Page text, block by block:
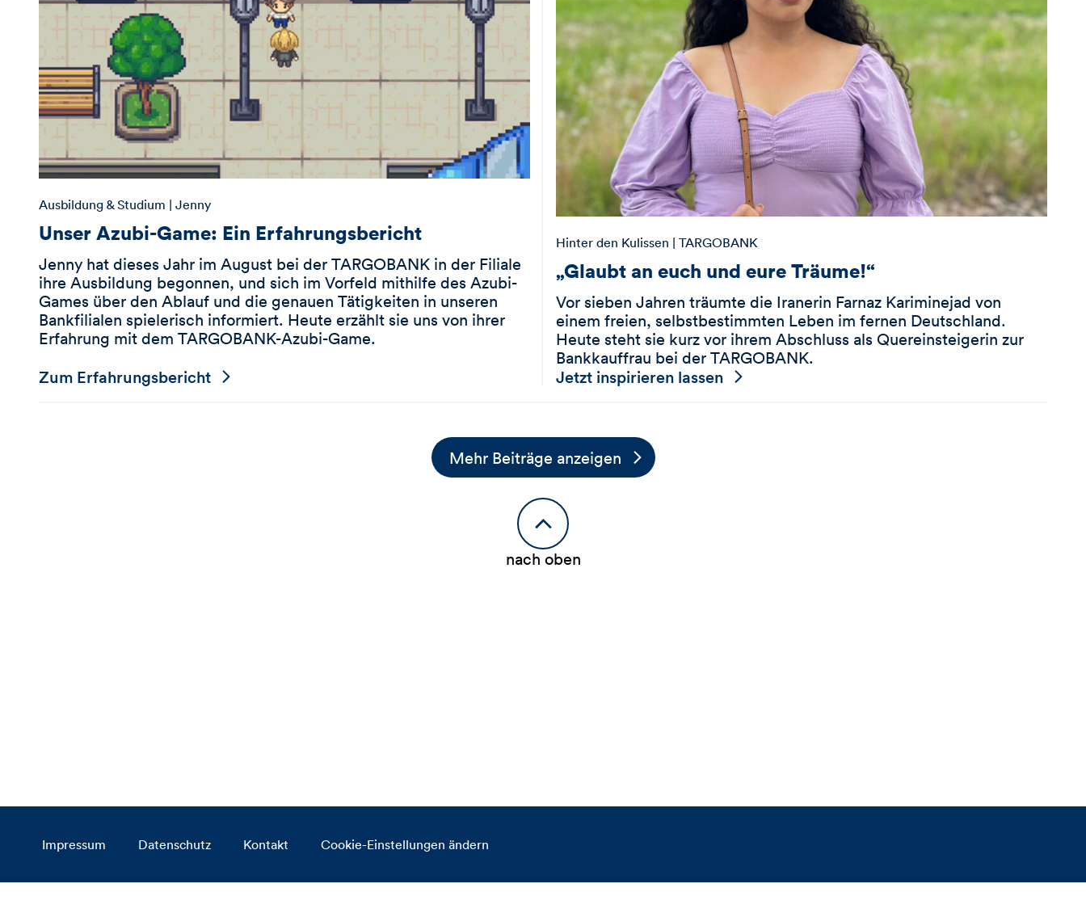
Ausbildung & Studium | Jenny
Unser Azubi-Game: Ein Erfahrungsbericht
Jenny hat dieses Jahr im August bei der TARGOBANK in der Filiale
ihre Ausbildung begonnen, und sich im Vorfeld mithilfe des Azubi-
Games über den Ablauf und die genauen Tätigkeiten in unseren
Bankfilialen spielerisch informiert. Heute erzählt sie uns von ihrer
Erfahrung mit dem TARGOBANK-Azubi-Game.
Zum Erfahrungsbericht
Hinter den Kulissen | TARGOBANK
„Glaubt an euch und eure Träume!“
Vor sieben Jahren träumte die Iranerin Farnaz Kariminejad von
einem freien, selbstbestimmten Leben im fernen Deutschland.
Heute steht sie kurz vor ihrem Abschluss als Quereinsteigerin zur
Bankkauffrau bei der TARGOBANK.
Jetzt inspirieren lassen
Mehr Beiträge anzeigen
nach oben
Impressum Datenschutz Kontakt Cookie-Einstellungen ändern